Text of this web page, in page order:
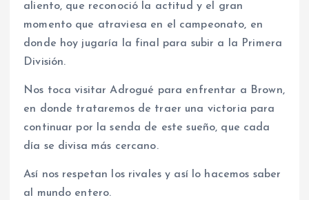
aliento, que reconoció la actitud y el gran
momento que atraviesa en el campeonato, en
donde hoy jugaría la final para subir a la Primera
División.
Nos toca visitar Adrogué para enfrentar a Brown,
en donde trataremos de traer una victoria para
continuar por la senda de este sueño, que cada
día se divisa más cercano.
Así nos respetan los rivales y así lo hacemos saber
al mundo entero.